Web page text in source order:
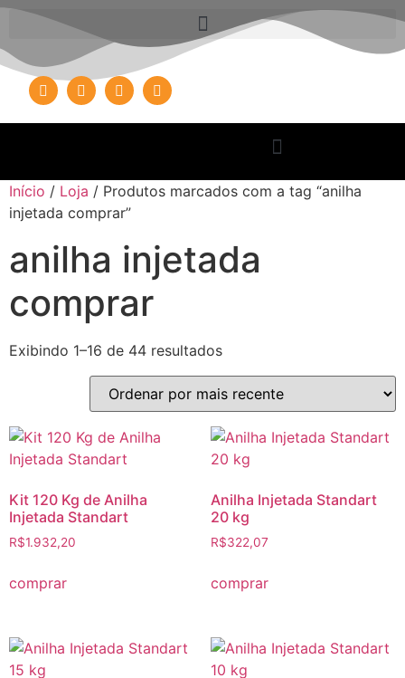
Início / Loja / Produtos marcados com a tag “anilha
injetada comprar”
anilha injetada
comprar
Exibindo 1–16 de 44 resultados
Kit 120 Kg de Anilha
Injetada Standart
R$1.932,20
comprar
Anilha Injetada Standart
20 kg
R$322,07
comprar